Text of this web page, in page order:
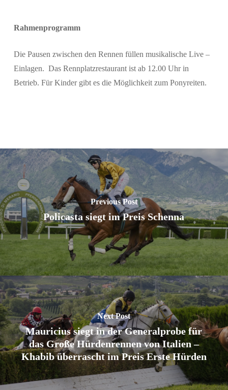
Rahmenprogramm
Die Pausen zwischen den Rennen füllen musikalische Live –
Einlagen. Das Rennplatzrestaurant ist ab 12.00 Uhr in
Betrieb. Für Kinder gibt es die Möglichkeit zum Ponyreiten.
Previous Post
Policasta siegt im Preis Schenna
Next Post
Mauricius siegt in der Generalprobe für
das Große Hürdenrennen von Italien –
Khabib überrascht im Preis Erste Hürden